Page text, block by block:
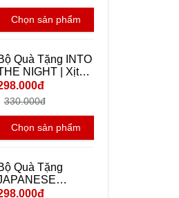
rửa tay khô mini
Travel size - Bath
Chọn sản phẩm
Quà Tặng INTO
NIGHT | Xịt
Body Mist +
Dưỡng Thể + Gel
Travel size - Bath
And Body Works |
330.000đ
Chọn sản phẩm
Quà Tặng